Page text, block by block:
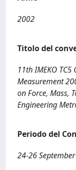
2002
Titolo del
11th IMEKO
Measurement
on Force, Mass,
Engineering
Periodo del
24-26